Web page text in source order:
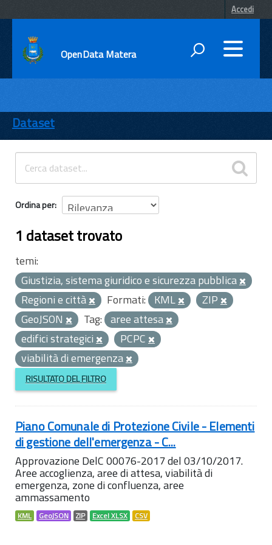
Accedi
OpenData Matera
ENTI
TEMI
INFORMAZIONI
Dataset
Ordina per
1 dataset trovato
temi:
Giustizia, sistema giuridico e sicurezza pubblica
Regioni e città
Formati: KML
ZIP
GeoJSON
Tag: aree attesa
edifici strategici
PCPC
viabilità di emergenza
RISULTATO DEL FILTRO
Piano Comunale di Protezione Civile - Elementi
di gestione dell'emergenza - C...
Approvazione DelC 00076-2017 del 03/10/2017.
Aree accoglienza, aree di attesa, viabilità di
emergenza, zone di confluenza, aree
ammassamento
KML GeoJSON ZIP Excel XLSX CSV